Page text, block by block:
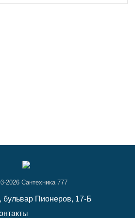
2026 Сантехника 777
бульвар Пионеров, 17-Б